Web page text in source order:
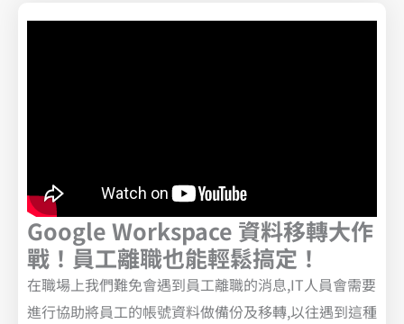
Google Workspace 資料移轉大作
戰！員工離職也能輕鬆搞定！
在職場上我們難免會遇到員工離職的消息,IT人員會需要
進行協助將員工的帳號資料做備份及移轉,以往遇到這種